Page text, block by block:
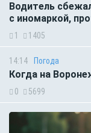
Водитель
с иномаркой,
1 1405
14:14 Погода
Когда на
0 5699